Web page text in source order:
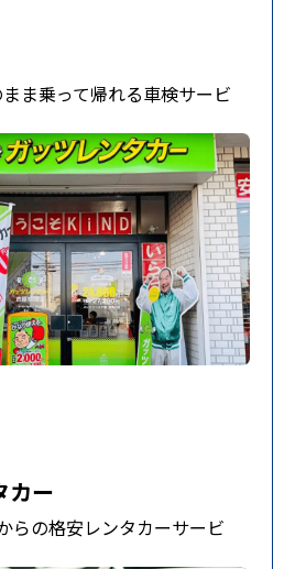
ま乗って帰れる車検サービ
カー
らの格安レンタカーサービ